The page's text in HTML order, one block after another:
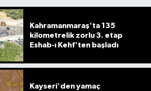
Kahramanmaraş'ta 135
kilometrelik zorlu 3. etap
Eshab-ı Kehf'ten başladı
Kayseri'den yamaç